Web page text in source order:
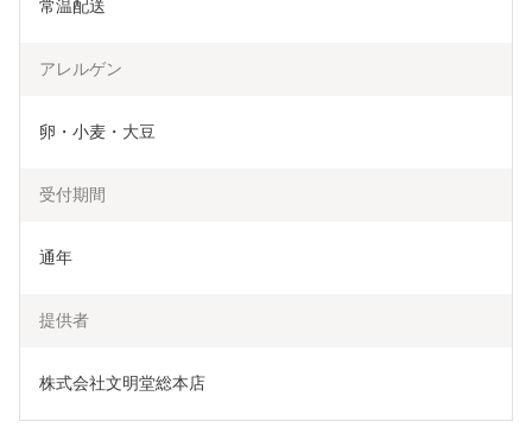
常温配送
アレルゲン
卵・小麦・大豆
受付期間
通年
提供者
株式会社文明堂総本店